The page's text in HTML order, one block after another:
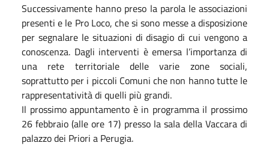
Successivamente hanno preso la parola le associazioni
presenti e le Pro Loco, che si sono messe a disposizione
per segnalare le situazioni di disagio di cui vengono a
conoscenza. Dagli interventi è emersa l’importanza di
una rete territoriale delle varie zone sociali,
soprattutto per i piccoli Comuni che non hanno tutte le
rappresentatività di quelli più grandi.
Il prossimo appuntamento è in programma il prossimo
26 febbraio (alle ore 17) presso la sala della Vaccara di
palazzo dei Priori a Perugia.